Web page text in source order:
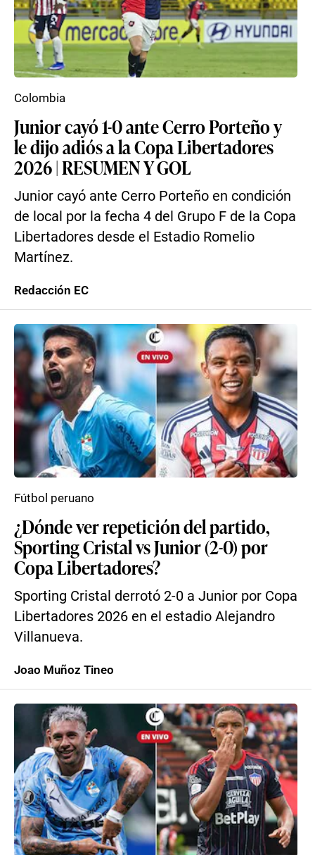
Junior cayó 1-0 ante Cerro Porteño y
le dijo adiós a la Copa Libertadores
2026 | RESUMEN Y GOL
Junior cayó ante Cerro Porteño en condición
de local por la fecha 4 del Grupo F de la Copa
Libertadores desde el Estadio Romelio
Martínez.
Colombia
Redacción EC
¿Dónde ver repetición del partido,
Sporting Cristal vs Junior (2-0) por
Copa Libertadores?
Sporting Cristal derrotó 2-0 a Junior por Copa
Libertadores 2026 en el estadio Alejandro
Villanueva.
Fútbol peruano
Joao Muñoz Tineo